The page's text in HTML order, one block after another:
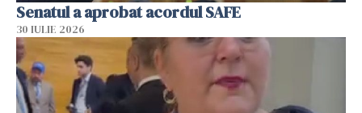
Senatul a aprobat acordul SAFE
30 IULIE 2026